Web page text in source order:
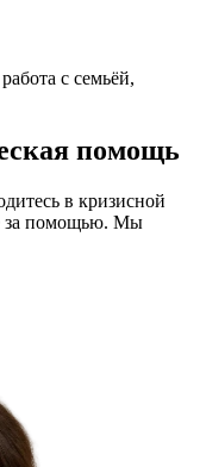
с семьёй,
помощь
в кризисной
за помощью. Мы